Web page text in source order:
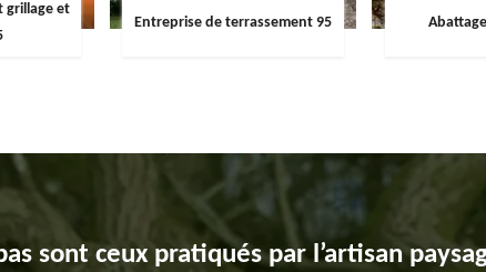
grillage et
Entreprise de terrassement 95
sont ceux pratiqués par l’artisan